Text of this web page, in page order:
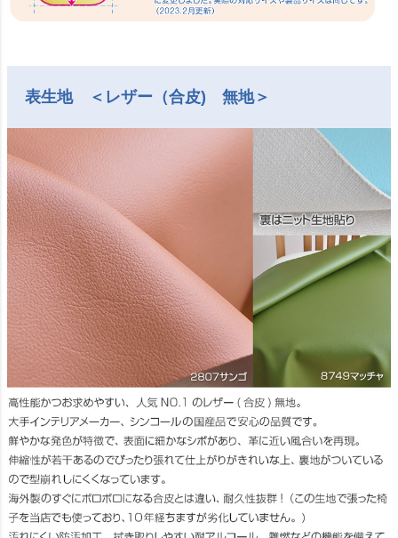
表生地 ＜レザー（合皮) 無地＞